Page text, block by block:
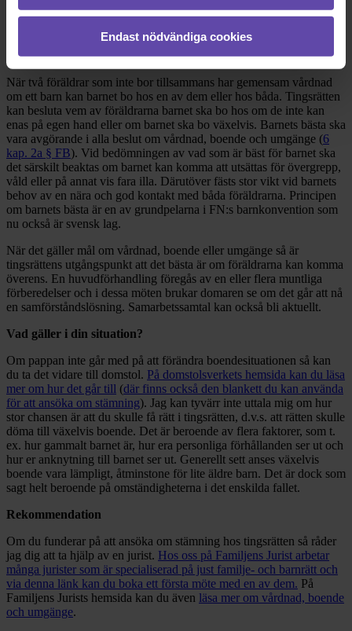
Endast nödvändiga cookies
inte vill förändra boendesituationen så behöver du, precis som du
Mål om boende i domstol
När två föräldrar som inte bor tillsammans har gemensam vårdnad
om ett barn kan barnet bo hos en av dem eller hos båda. Tingsrätten
kan besluta vem av föräldrarna barnet ska bo hos om de inte kan
enas på egen hand eller om barnet ska bo växelvis. Barnets bästa ska
vara avgörande i alla beslut om vårdnad, boende och umgänge (6
kap. 2a § FB). Vid bedömningen av vad som är bäst för barnet ska
det särskilt beaktas om barnet kan komma att utsättas för övergrepp,
våld eller på annat vis fara illa. Därutöver fästs stor vikt vid barnets
behov av en nära och god kontakt med båda föräldrarna. Principen
om barnets bästa är en av grundpelarna i FN:s barnkonvention som
nu också är svensk lag.
När det gäller mål om vårdnad, boende eller umgänge så är
tingsrättens utgångspunkt att det bästa är om föräldrarna kan komma
överens. En huvudförhandling föregås av en eller flera muntliga
förberedelser och i dessa möten brukar domaren se om det går att nå
en samförståndslösning. Samarbetssamtal kan också bli aktuellt.
Vad gäller i din situation?
Om pappan inte går med på att förändra boendesituationen så kan
du ta det vidare till domstol. På domstolsverkets hemsida kan du läsa
mer om hur det går till (där finns också den blankett du kan använda
för att ansöka om stämning). Jag kan tyvärr inte uttala mig om hur
stor chansen är att du skulle få rätt i tingsrätten, d.v.s. att rätten skulle
döma till växelvis boende. Det är beroende av flera faktorer, som t.
ex. hur gammalt barnet är, hur era personliga förhållanden ser ut och
hur er anknytning till barnet ser ut. Generellt sett anses växelvis
boende vara lämpligt, åtminstone för lite äldre barn. Det är dock som
sagt helt beroende på omständigheterna i det enskilda fallet.
Rekommendation
Om du funderar på att ansöka om stämning hos tingsrätten så råder
jag dig att ta hjälp av en jurist. Hos oss på Familjens Jurist arbetar
många jurister som är specialiserad på just familje- och barnrätt och
via denna länk kan du boka ett första möte med en av dem. På
Familjens Jurists hemsida kan du även läsa mer om vårdnad, boende
och umgänge.